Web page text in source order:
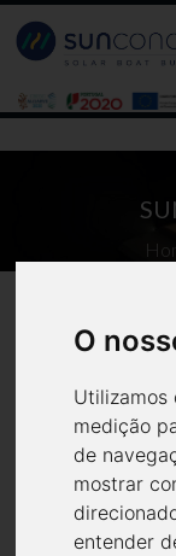
O
Utilizamos
medição
de
mostrar
entender